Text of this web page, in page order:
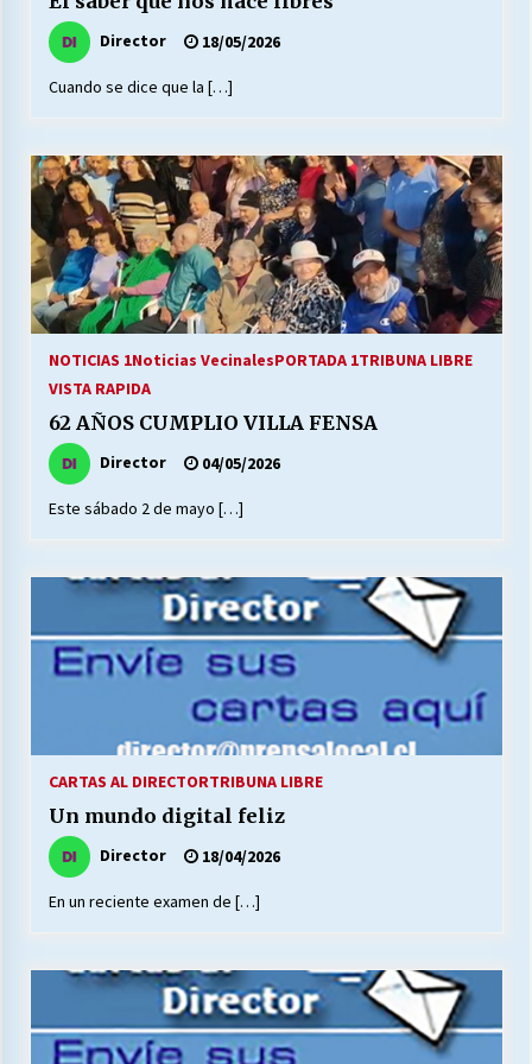
cuestión social hoy”.
S.O.S. a los ricos, Save Our Souls (Salvar
Nuestras Almas)
30/04/2026
¿Asesores con doble sueldo?
18/04/2026
06/04/2026
Director 18/05/2026
Cuando se dice que la […]
NOTICIAS 1Noticias VecinalesPORTADA 1TRIBUNA LIBRE
VISTA RAPIDA
62 AÑOS CUMPLIO VILLA FENSA
Director 04/05/2026
Este sábado 2 de mayo […]
CARTAS AL DIRECTORTRIBUNA LIBRE
Un mundo digital feliz
Director 18/04/2026
En un reciente examen de […]